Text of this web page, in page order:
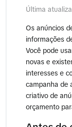
Última
Os anúncios
informações
Você pode
novas e
interesses e
campanha de
criativo de
orçamento